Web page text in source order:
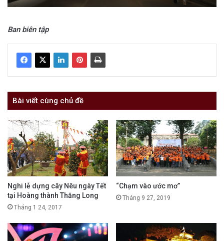
Ban biên tập
Bài viết cùng chủ đề
Nghi lễ dựng cây Nêu ngày Tết
tại Hoàng thành Thăng Long
Tháng 1 24, 2017
“Chạm vào ước mơ”
Tháng 9 27, 2019